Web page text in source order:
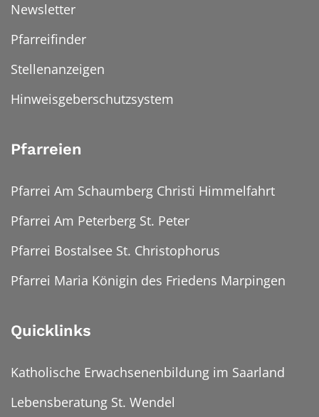
Newsletter
Pfarreifinder
Stellenanzeigen
Hinweisgeberschutzsystem
Pfarreien
Pfarrei Am Schaumberg Christi Himmelfahrt
Pfarrei Am Peterberg St. Peter
Pfarrei Bostalsee St. Christophorus
Pfarrei Maria Königin des Friedens Marpingen
Quicklinks
Katholische Erwachsenenbildung im Saarland
Lebensberatung St. Wendel